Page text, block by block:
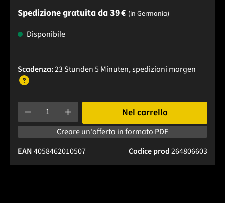
Spedizione gratuita da 39 € (in Germania)
Disponibile
Scadenza:23 Stunden 5 Minuten, spedizioni morgen
Quantità del prodotto: inserisci la quantità desiderata o
Nel carrello
Creare un'offerta in formato PDF
Codice prod264806603
EAN4058462010507